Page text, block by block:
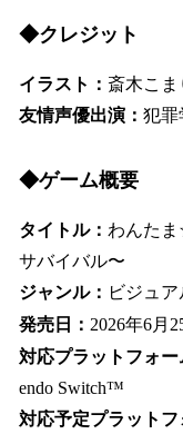
◆クレジット
イラスト： 斎木こま
友情声優出演： 犯罪
◆ゲーム概要
タイトル： わんた
サバイバル〜
ジャンル： ビジュ
発売日： 2026年6月
対応プラットフォー
endo Switch™
対応予定プラットフ